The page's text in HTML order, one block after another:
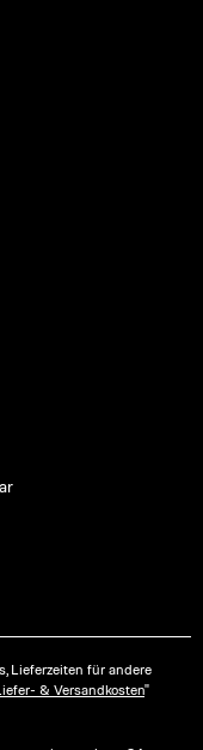
Lieferzeiten für andere
& Versandkosten"